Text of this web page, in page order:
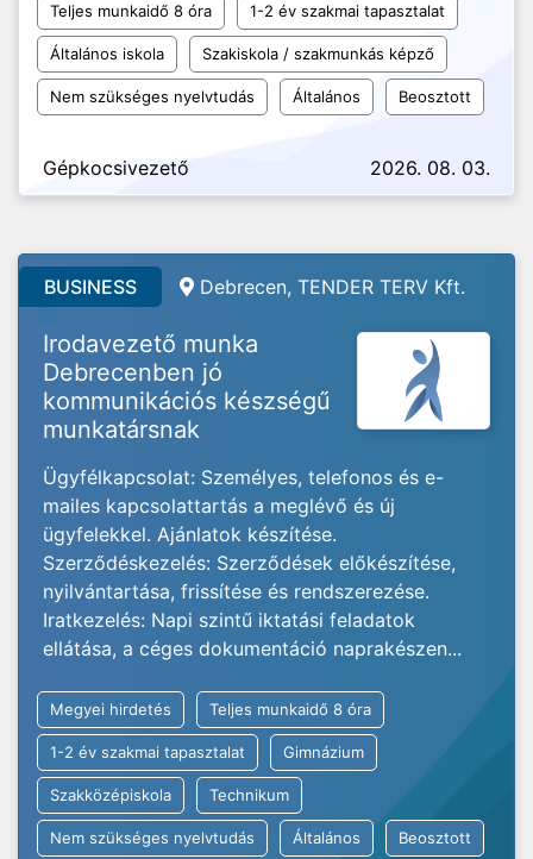
Teljes munkaidő 8 óra 1-2 év szakmai tapasztalat
Általános iskola Szakiskola / szakmunkás képző
Nem szükséges nyelvtudás Általános Beosztott
Gépkocsivezető 2026. 08. 03.
BUSINESS Debrecen, TENDER TERV Kft.
Irodavezető munka
Debrecenben jó
kommunikációs készségű
munkatársnak
Ügyfélkapcsolat: Személyes, telefonos és e-
mailes kapcsolattartás a meglévő és új
ügyfelekkel. Ajánlatok készítése.
Szerződéskezelés: Szerződések előkészítése,
nyilvántartása, frissítése és rendszerezése.
Iratkezelés: Napi szintű iktatási feladatok
ellátása, a céges dokumentáció naprakészen...
Megyei hirdetés Teljes munkaidő 8 óra
1-2 év szakmai tapasztalat Gimnázium
Szakközépiskola Technikum
Nem szükséges nyelvtudás Általános Beosztott